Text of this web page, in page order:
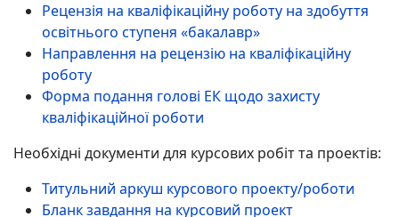
Рецензія на кваліфікаційну роботу на здобуття
освітнього ступеня «бакалавр»
Направлення на рецензію на кваліфікаційну
роботу
Форма подання голові ЕК щодо захисту
кваліфікаційної роботи
Необхідні документи для курсових робіт та проектів:
Титульний аркуш курсового проекту/роботи
Бланк завдання на курсовий проект